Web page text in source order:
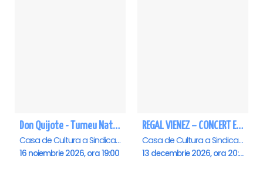
Don Quijote - Turneu National de balet - Alba Iulia
Casa de Cultura a Sindicatelor , Alba-Iulia
16 noiembrie 2026, ora 19:00
REGAL VIENEZ – CONCERT EXTRAORDINAR DE CRACIUN - Alba Iulia
Casa de Cultura a Sindicatelor , Alba-Iulia
13 decembrie 2026, ora 20:00